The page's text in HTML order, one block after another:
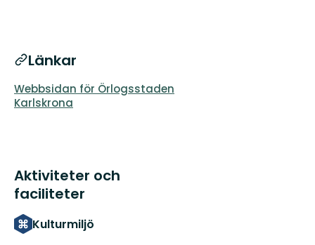
Länkar
Webbsidan för Örlogsstaden
Karlskrona
Aktiviteter och
faciliteter
Kulturmiljö